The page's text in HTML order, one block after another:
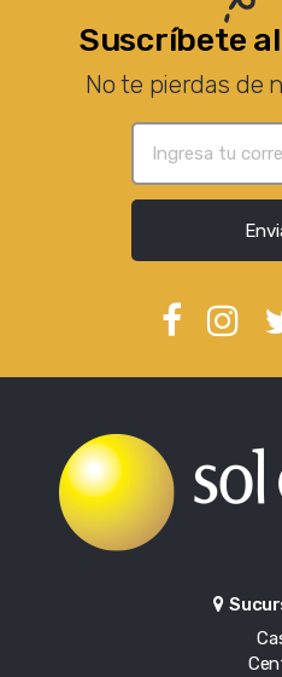
Suscríbete
No te pierdas de